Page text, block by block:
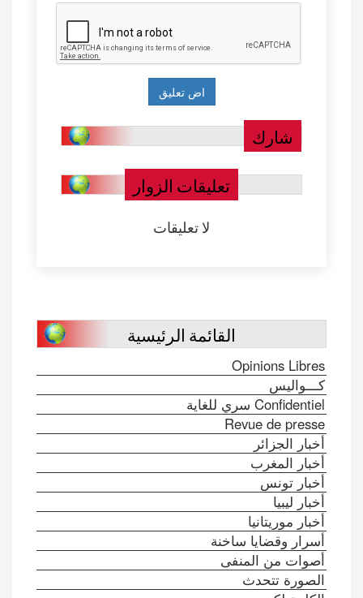
شارك
تعليقات الزوار
لا تعليقات
القائمة الرئيسية
Opinions Libres
كـــواليس
Confidentiel سري للغاية
Revue de presse
أخبار الجزائر
أخبار المغرب
أخبار تونس
أخبار ليبيا
أخبار موريتانيا
أسرار وقضايا ساخنة
أصوات من المنفى
الصورة تتحدث